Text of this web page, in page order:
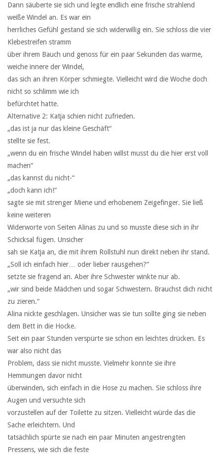
Dann säuberte sie sich und legte endlich eine frische strahlend
weiße Windel an. Es war ein
herrliches Gefühl gestand sie sich widerwillig ein. Sie schloss die vier
Klebestreifen stramm
über ihrem Bauch und genoss für ein paar Sekunden das warme,
weiche innere der Windel,
das sich an ihren Körper schmiegte. Vielleicht wird die Woche doch
nicht so schlimm wie ich
befürchtet hatte.
Alternative 2: Katja schien nicht zufrieden.
„das ist ja nur das kleine Geschäft“
stellte sie fest.
„wenn du ein frische Windel haben willst musst du die hier erst voll
machen“
„das kannst du nicht-“
„doch kann ich!“
sagte sie mit strenger Miene und erhobenem Zeigefinger. Sie ließ
keine weiteren
Widerworte von Seiten Alinas zu und so musste diese sich in ihr
Schicksal fügen. Unsicher
sah sie Katja an, die mit ihrem Rollstuhl nun direkt neben ihr stand.
„Soll ich einfach hier… oder lieber rausgehen?“
setzte sie fragend an. Aber ihre Schwester winkte nur ab.
„wir sind beide Mädchen und sogar Schwestern. Brauchst dich nicht
zu zieren.“
Alina nickte geschlagen. Unsicher was sie tun sollte ging sie neben
dem Bett in die Hocke.
Seit ein paar Stunden verspürte sie schon ein leichtes drücken. Es
war also nicht das
Problem, dass sie nicht musste. Vielmehr konnte sie ihre
Hemmungen davor nicht
überwinden, sich einfach in die Hose zu machen. Sie schloss ihre
Augen und versuchte sich
vorzustellen auf der Toilette zu sitzen. Vielleicht würde das die
Sache erleichtern. Und
tatsächlich spürte sie nach ein paar Minuten angestrengten
Pressens, wie sich die feste